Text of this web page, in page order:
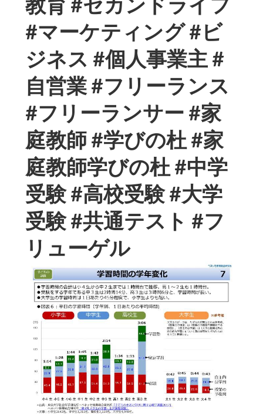
#マーケティング #ビ
ジネス #個人事業主 #
自営業 #フリーランス
#フリーランサー #家
庭教師 #学びの杜 #家
庭教師学びの杜 #中学
受験 #高校受験 #大学
受験 #共通テスト #フ
リューゲル